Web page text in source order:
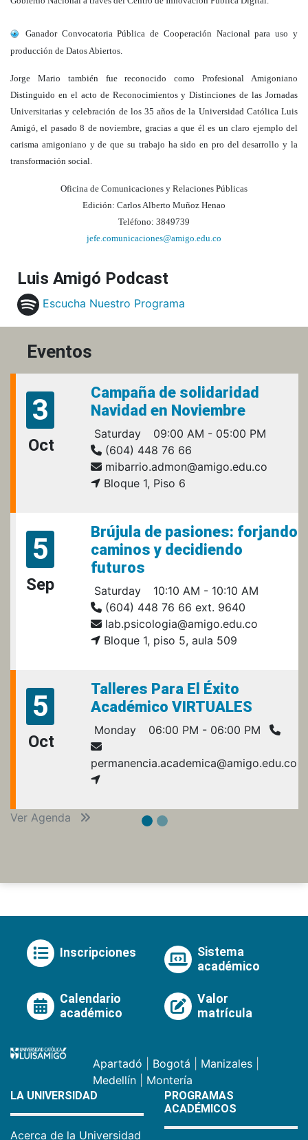
Ganador Convocatoria Pública de Cooperación Nacional para uso y
producción de Datos Abiertos.
Jorge Mario también fue reconocido como Profesional Amigoniano
Distinguido en el acto de Reconocimientos y Distinciones de las Jornadas
Universitarias y celebración de los 35 años de la Universidad Católica Luis
Amigó, el pasado 8 de noviembre, gracias a que él es un claro ejemplo del
carisma amigoniano y de que su trabajo ha sido en pro del desarrollo y la
transformación social.
Oficina de Comunicaciones y Relaciones Públicas
Edición: Carlos Alberto Muñoz Henao
Teléfono: 3849739
jefe.comunicaciones@amigo.edu.co
Luis Amigó Podcast
Escucha Nuestro Programa
Eventos
3
Oct
Campaña de solidaridad
Navidad en Noviembre
Saturday
09:00 AM - 05:00 PM
(604) 448 76 66
mibarrio.admon@amigo.edu.co
Bloque 1, Piso 6
5
Sep
Brújula de pasiones: forjando
caminos y decidiendo
futuros
Saturday
10:10 AM - 10:10 AM
(604) 448 76 66 ext. 9640
lab.psicologia@amigo.edu.co
Bloque 1, piso 5, aula 509
5
Oct
Talleres Para El Éxito
Académico VIRTUALES
Monday 06:00 PM - 06:00 PM
permanencia.academica@amigo.edu.co
Ver Agenda
Inscripciones
Sistema
académico
Calendario
académico
Valor
matrícula
Apartadó Bogotá Manizales
Medellín
Montería
LA UNIVERSIDAD
Acerca de la Universidad
PROGRAMAS
ACADÉMICOS